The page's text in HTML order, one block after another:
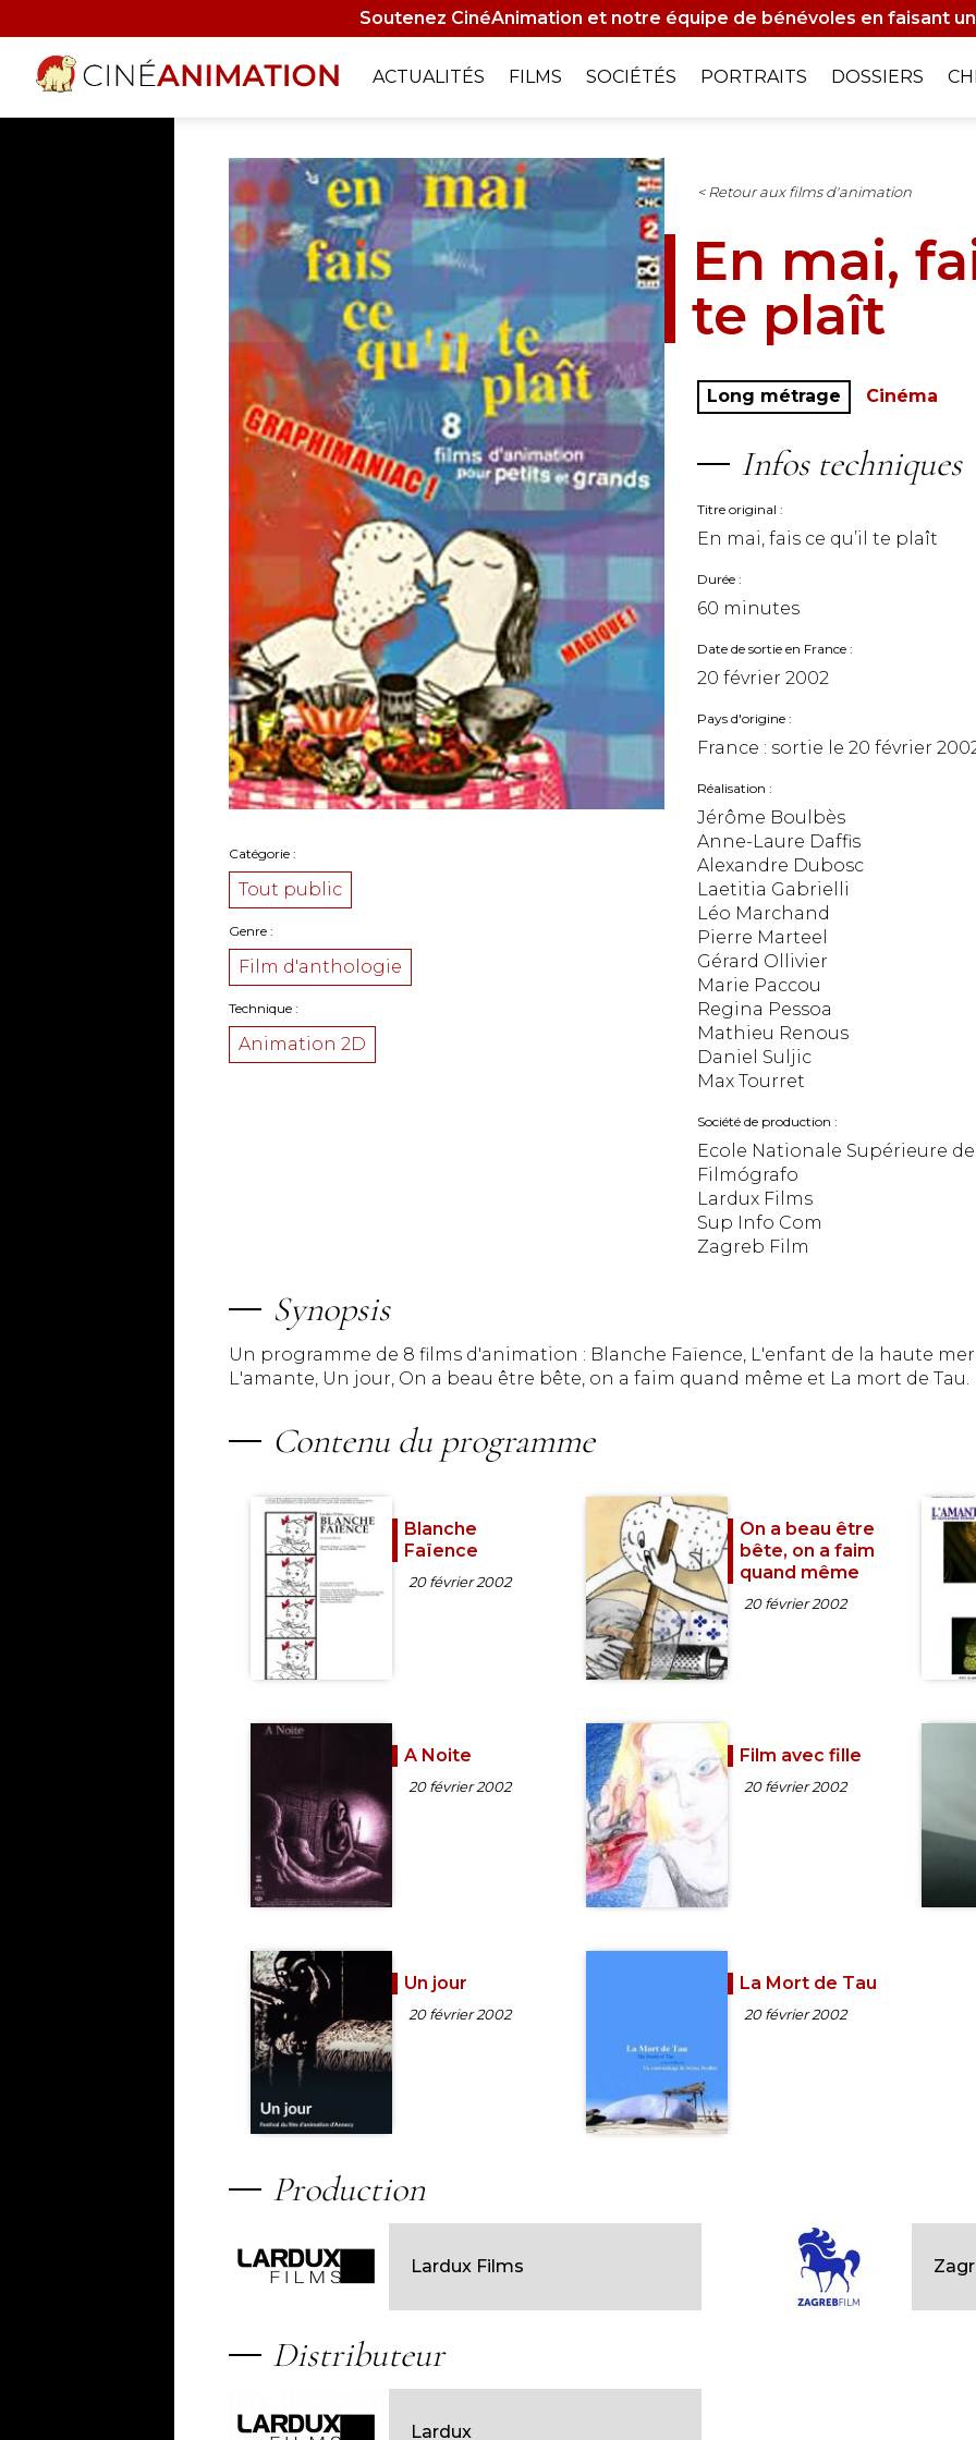
au
contenu
principal
Soutenez CinéAnimation et notre équipe de bénévoles en faisant
Navigation
ACTUALITÉS FILMS SOCIÉTÉS PORTRAITS DOSSIERS
Catégorie
Tout public
Genre
Film d'anthologie
Technique
Animation 2D
< Retour aux films d'animation
En mai,
te plaît
Long métrage Cinéma
Infos techniques
Titre original
En mai, fais ce qu’il te plaît
Durée
60 minutes
Date de sortie en France
20 février 2002
Pays d'origine
France : sortie le 20 février
Réalisation
Jérôme Boulbès
Anne-Laure Daffis
Alexandre Dubosc
Laetitia Gabrielli
Léo Marchand
Pierre Marteel
Gérard Ollivier
Marie Paccou
Regina Pessoa
Mathieu Renous
Daniel Suljic
Max Tourret
Société de production
Ecole Nationale Supérieure
Filmógrafo
Lardux Films
Sup Info Com
Zagreb Film
Synopsis
Un programme de 8 films d'animation : Blanche Faïence, L'enfant de la haute
L'amante, Un jour, On a beau être bête, on a faim quand même et La mort de Tau.
Contenu du programme
Blanche
Faïence
20 février 2002
On a beau être
bête, on a faim
quand même
20 février 2002
A Noite
20 février 2002
Film avec fille
20 février 2002
Un jour
20 février 2002
La Mort de Tau
20 février 2002
Production
Lardux Films
Distributeur
Lardux